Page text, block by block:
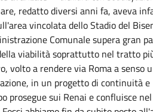
redatto diversi anni fa, aveva
vincolata dello Stadio del
Comunale supera gran
viabilità soprattutto nel tratto
volto a rendere via Roma a senso
in un progetto di continuità
prosegue sui Renai e confluisce